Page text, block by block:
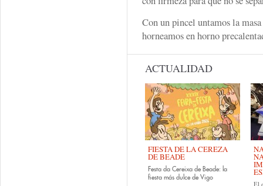
Con un pincel untamos la
horneamos en horno
ACTUALIDAD
FIESTA DE LA CEREZA
DE BEADE
Festa da Cereixa de Beade: la
fiesta más dulce de Vigo
El